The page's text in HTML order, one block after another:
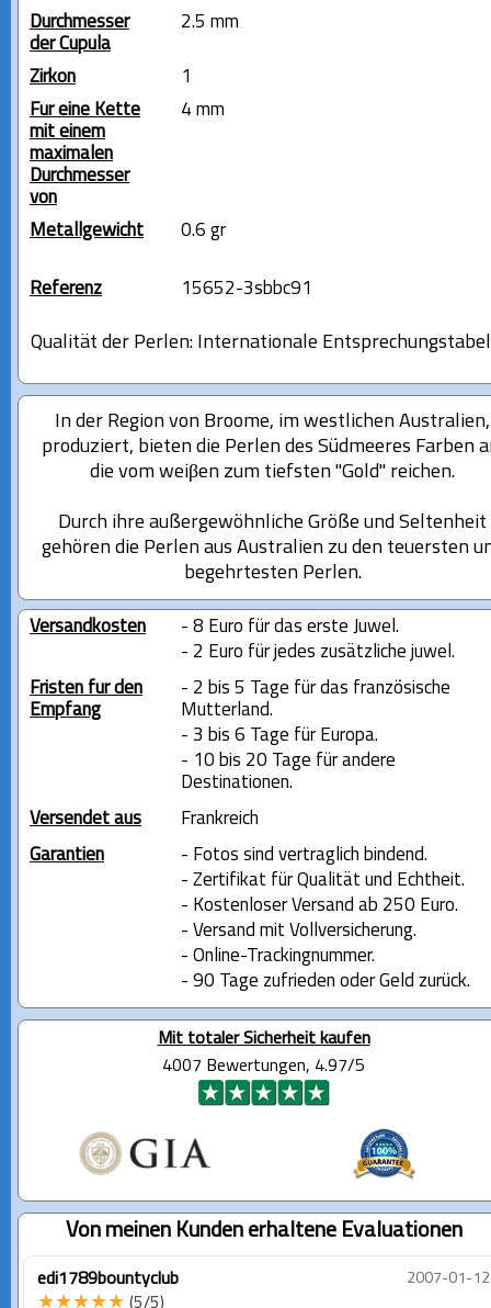
Durchmesser
der Cupula
2.5 mm
Zirkon
1
Für eine Kette
mit einem
maximalen
Durchmesser
von
4 mm
Metallgewicht 0.6 gr
Referenz 15652-3sbbc91
Qualität der Perlen: Internationale
In der Region von Broome, im westlichen Australien,
produziert, bieten die Perlen des Südmeeres Farben
die vom weiβen zum tiefsten ''Gold'' reichen.
Durch ihre außergewöhnliche Größe und Seltenheit
gehören die Perlen aus Australien zu den teuersten
begehrtesten Perlen.
Versandkosten
- 8 Euro für das erste Juwel.
- 2 Euro für jedes zusätzliche juwel.
Fristen für den
Empfang
- 2 bis 5 Tage für das französische
Mutterland.
- 3 bis 6 Tage für Europa.
- 10 bis 20 Tage für andere
Destinationen.
Versendet aus
Frankreich
Garantien
- Fotos sind vertraglich bindend.
- Zertifikat für Qualität und Echtheit.
- Kostenloser Versand ab 250 Euro.
- Versand mit Vollversicherung.
- Online-Trackingnummer.
- 90 Tage zufrieden oder Geld zurück.
Mit totaler Sicherheit kaufen
4007 Bewertungen, 4.97/5
Von meinen Kunden erhaltene Evaluationen
edi1789bountyclub 2007-01-12
★★★★★ (5/5)